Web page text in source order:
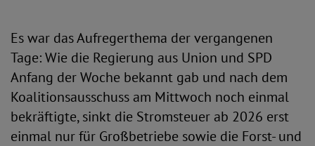
Es war das Aufregerthema der vergangenen
Tage: Wie die Regierung aus Union und SPD
Anfang der Woche bekannt gab und nach dem
Koalitionsausschuss am Mittwoch noch einmal
bekräftigte, sinkt die Stromsteuer ab 2026 erst
einmal nur für Großbetriebe sowie die Forst- und